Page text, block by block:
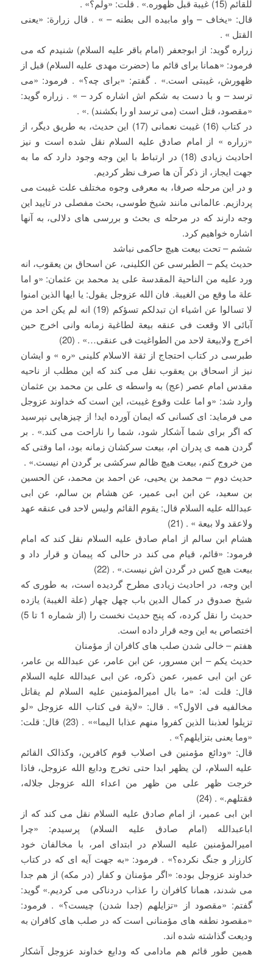
للقائم (15) غیبة قبل ظهوره.» . قلت: «ولم؟» .
قال: «یخاف – واو مابیده الی بطنه – » . قال زرارة: «یعنی
القتل » .
زراره گوید: از ابوجعفر (امام باقر علیه السلام) شنیدم که می
فرمود: «همانا برای قائم ما (حضرت مهدی علیه السلام) قبل از
ظهورش، غیبتی است.» . گفتم: «برای چه؟» . فرمود: «می
ترسد – و با دست به شکم اش اشاره کرد – » . زراره گوید:
«مقصود، قتل است (می ترسد او را بکشند) .» .
در کتاب (16) غیبت نعمانی (17) این حدیث، به طریق دیگر، از
«زراره » از امام صادق علیه السلام نقل شده است و نیز
احادیث زیادی (18) در ارتباط با این وجه وجود دارد که ما به
جهت ایجاز، از ذکر آن ها صرف نظر کردیم.
و در این مرحله صرفا، به معرفی وجوه مختلف علت غیبت می
پردازیم. عالمانی مانند شیخ طوسی، بحث مفصلی در تایید این
وجه دارند که در مرحله ی بحث و بررسی های دلالی، به آنها
اشاره خواهیم کرد.
ششم – تحت بیعت هیچ حاکمی نباشد
حدیث یکم – الطبرسی عن الکلینی، عن اسحاق بن یعقوب، انه
ورد علیه من الناحیة المقدسة علی ید محمد بن عثمان: «و اما
علة ما وقع من الغیبة. فان الله عزوجل یقول: یا ایها الذین امنوا
لا تسالوا عن اشیاء ان تبدلکم تسؤکم (19) انه لم یکن احد من
آبائی الا وقعت فی عنقه بیعة لطاغیة زمانه وانی اخرج حین
اخرج ولابیعة لاحد من الطواغیت فی عنقی…» . (20)
طبرسی در کتاب احتجاج از ثقة الاسلام کلینی «ره » و ایشان
نیز از اسحاق بن یعقوب نقل می کند که این مطلب از ناحیه
مقدس امام عصر (عج) به واسطه ی علی بن محمد بن عثمان
وارد شد: «و اما علت وقوع غیبت، این است که خداوند عزوجل
می فرماید: ای کسانی که ایمان آورده اید! از چیزهایی نپرسید
که اگر برای شما آشکار شود، شما را ناراحت می کند.» . بر
گردن همه ی پدران ام، بیعت سرکشان زمانه بود، اما وقتی که
من خروج کنم، بیعت هیچ ظالم سرکشی بر گردن ام نیست.» .
حدیث دوم – محمد بن یحیی، عن احمد بن محمد، عن الحسین
بن سعید، عن ابن ابی عمیر، عن هشام بن سالم، عن ابی
عبدالله علیه السلام قال: یقوم القائم ولیس لاحد فی عنقه عهد
ولاعقد ولا بیعة » . (21)
هشام ابن سالم از امام صادق علیه السلام نقل کند که امام
فرمود: «قائم، قیام می کند در حالی که پیمان و قرار داد و
بیعت هیچ کس در گردن اش نیست.» . (22)
این وجه، در احادیث زیادی مطرح گردیده است، به طوری که
شیخ صدوق در کمال الدین باب چهل چهار (علة الغیبة) یازده
حدیث را نقل کرده، که پنج حدیث نخست را (از شماره 1 تا 5)
اختصاص به این وجه قرار داده است.
هفتم – خالی شدن صلب های کافران از مؤمنان
حدیث یکم – ابن مسرور، عن ابن عامر، عن عبدالله بن عامر،
عن ابن ابی عمیر، عمن ذکره، عن ابی عبدالله علیه السلام
قال: قلت له: «ما بال امیرالمؤمنین علیه السلام لم یقاتل
مخالفیه فی الاول؟» . قال: «لایة فی کتاب الله عزوجل «لو
تزیلوا لعذبنا الذین کفروا منهم عذابا الیما»» . (23) قال: قلت:
«وما یعنی بتزایلهم؟» .
قال: «ودائع مؤمنین فی اصلاب قوم کافرین، وکذالک القائم
علیه السلام، لن یظهر ابدا حتی تخرج ودایع الله عزوجل، فاذا
خرجت ظهر علی من ظهر من اعداء الله عزوجل جلاله،
فقتلهم.» . (24)
ابن ابی عمیر، از امام صادق علیه السلام نقل می کند که از
اباعبدالله (امام صادق علیه السلام) پرسیدم: «چرا
امیرالمؤمنین علیه السلام در ابتدای امر، با مخالفان خود
کارزار و جنگ نکرده؟» . فرمود: «به جهت آیه ای که در کتاب
خداوند عزوجل بوده: «اگر مؤمنان و کفار (در مکه) از هم جدا
می شدند، همانا کافران را عذاب دردناکی می کردیم.» گوید:
گفتم: «مقصود از «تزایلهم (جدا شدن) چیست؟» . فرمود:
«مقصود نطفه های مؤمنانی است که در صلب های کافران به
ودیعت گذاشته شده اند.
همین طور قائم هم مادامی که ودایع خداوند عزوجل آشکار